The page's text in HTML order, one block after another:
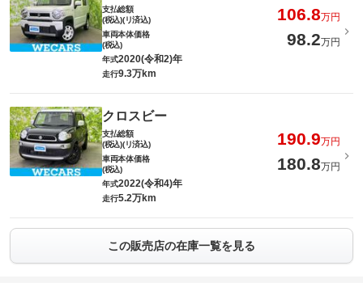
支払総額
(税込)(リ済込)
106.8万円
車両本体価格
(税込)
98.2万円
年式2020(令和2)年
走行9.3万km
クロスビー
支払総額
(税込)(リ済込)
190.9万円
車両本体価格
(税込)
180.8万円
年式2022(令和4)年
走行5.2万km
この販売店の在庫一覧を見る